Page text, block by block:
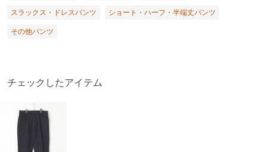
スラックス・ドレスパンツ ショート・ハーフ・半端丈パンツ
その他パンツ
チェックしたアイテム